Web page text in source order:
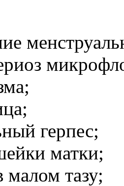
герпес;
матки;
тазу;